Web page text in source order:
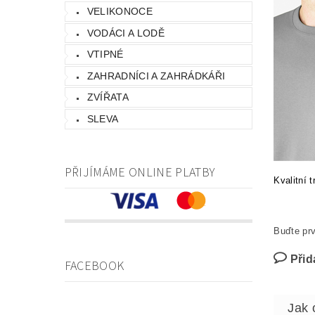
VELIKONOCE
VODÁCI A LODĚ
VTIPNÉ
ZAHRADNÍCI A ZAHRÁDKÁŘI
ZVÍŘATA
SLEVA
PŘIJÍMÁME ONLINE PLATBY
FACEBOOK
Kvalitní
Buďte